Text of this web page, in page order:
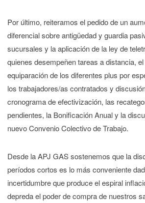
Por último, reiteramos el pedido de un
diferencial sobre antigüedad y guardia
sucursales y la aplicación de la ley de
quienes desempeñen tareas a distancia,
equiparación de los diferentes plus por
los trabajadores/as contratados y
cronograma de efectivización, las
pendientes, la Bonificación Anual y la
nuevo Convenio Colectivo de Trabajo.
Desde la APJ GAS sostenemos que la
períodos cortos es lo más conveniente
incertidumbre que produce el espiral
depreda el poder de compra de nuestros